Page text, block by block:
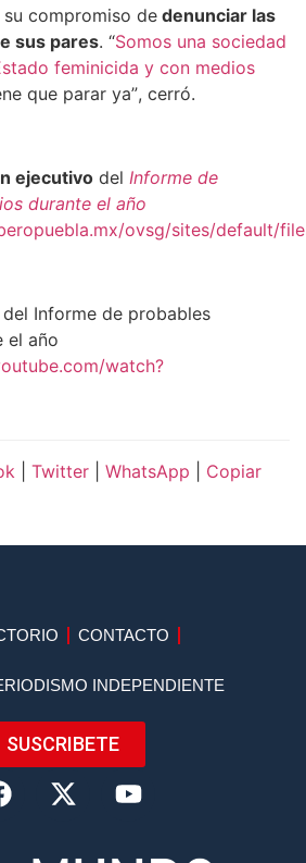
compromiso de denunciar las
sus pares. “Somos una sociedad
feminicida y con medios
que parar ya”, cerró.
ejecutivo del Informe de
durante el año
ovsg/sites/default/
del Informe de probables
el año
watch?
Twitter WhatsApp
Copiar
CONTACTO
INDEPENDIENTE
SUSCRIBETE